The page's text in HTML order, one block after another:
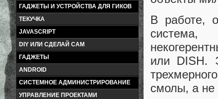
ГАДЖЕТЫ И УСТРОЙСТВА ДЛЯ ГИКОВ
ТЕКУЧКА
JAVASCRIPT
DIY ИЛИ СДЕЛАЙ САМ
ГАДЖЕТЫ
ANDROID
СИСТЕМНОЕ АДМИНИСТРИРОВАНИЕ
УПРАВЛЕНИЕ ПРОЕКТАМИ
В работе,
или DISH.
смолы, а не